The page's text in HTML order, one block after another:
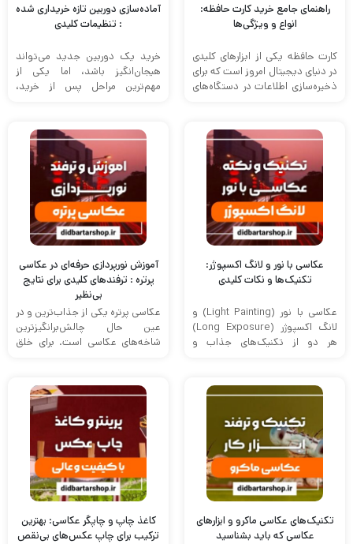
راهنمای جامع خرید کارت حافظه:
انواع و ویژگی‌ها
کارت حافظه یکی از ابزارهای کلیدی
در دنیای دیجیتال امروز است که برای
ذخیره‌سازی اطلاعات در دستگاه‌های
آماده‌سازی دوربین تازه‌ خریداری‌ شده
: تنظیمات کلیدی
خرید یک دوربین جدید می‌تواند
هیجان‌انگیز باشد، اما یکی از
مهم‌ترین مراحل پس از خرید،
عکاسی با نور و لانگ اکسپوژر:
تکنیک‌ها و نکات کلیدی
عکاسی با نور (Light Painting) و
لانگ اکسپوژر (Long Exposure)
هر دو از تکنیک‌های جذاب و
آموزش نورپردازی حرفه‌ای در عکاسی
پرتره : ترفندهای کلیدی برای نتایج
بی‌نظیر
عکاسی پرتره یکی از جذاب‌ترین و در
عین حال چالش‌برانگیزترین
شاخه‌های عکاسی است. برای خلق
تکنیک‌های عکاسی ماکرو و ابزارهای
عکاسی که باید بشناسید
کاغذ چاپ و چاپگر عکاسی: بهترین
ترکیب برای چاپ عکس‌های بی‌نقص